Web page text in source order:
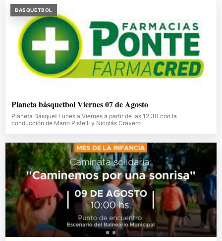
BASQUETBOL
Planeta básquetbol Viernes 07 de Agosto
Planeta Básquet Lunes a Viernes a partir de las 12:30 con la
conducción de Mario Pistelli y Nicolás Cravero